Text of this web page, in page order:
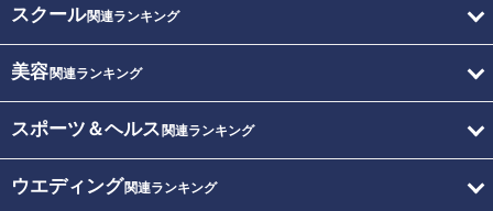
スクール関連ランキング
美容関連ランキング
スポーツ＆ヘルス 関連ランキング
ウエディング関連ランキング